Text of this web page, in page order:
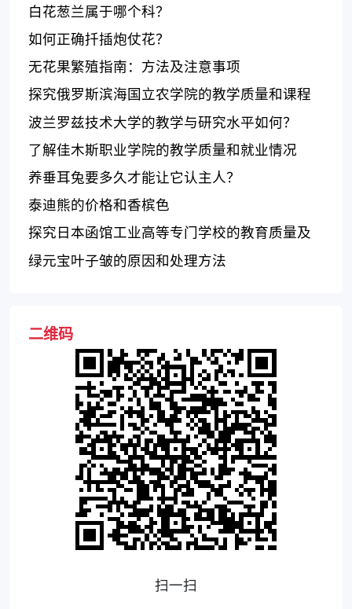
白花葱兰属于哪个科？
如何正确扦插炮仗花？
无花果繁殖指南：方法及注意事项
探究俄罗斯滨海国立农学院的教学质量和课程
设置
波兰罗兹技术大学的教学与研究水平如何？
了解佳木斯职业学院的教学质量和就业情况
养垂耳兔要多久才能让它认主人？
泰迪熊的价格和香槟色
探究日本函馆工业高等专门学校的教育质量及
特色
绿元宝叶子皱的原因和处理方法
二维码
扫一扫